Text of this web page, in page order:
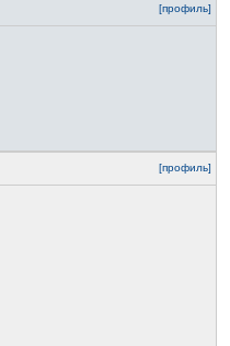
[профиль]
[профиль]